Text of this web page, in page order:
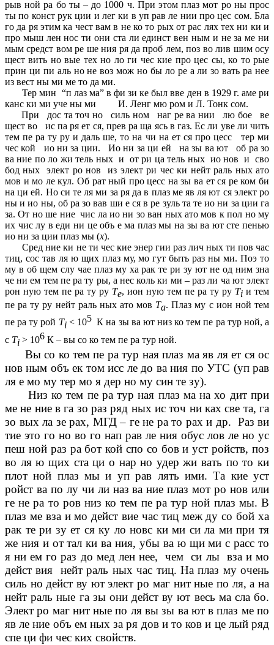
рыв ной ра бо ты – до 1000 ч. При этом плаз мот ро ны прос
ты по конст рук ции и лег ки в уп рав ле нии про цес сом. Бла
го да ря этим ка чест вам в не ко то рых от рас лях тех ни ки и
про мыш лен нос ти они ста ли единст вен ным и не за ме ни
мым средст вом ре ше ния ря да проб лем, поз во лив шим осу
щест вить но вые тех но ло ги чес кие про цес сы, ко то рые
прин ци пи аль но не воз мож но бы ло ре а ли зо вать ра нее
из вест ны ми ме то да ми.
Тер мин “п лаз ма” в фи зи ке был вве ден в 1929 г. аме ри
канс ки ми уче ны ми И. Ленг мю ром и Л. Тонк сом.
При дос та точ но силь ном наг ре ва нии лю бое ве
щест во ис па ря ет ся, прев ра ща ясь в газ. Ес ли уве ли чить
тем пе ра ту ру и даль ше, то на чи на ет ся про цесс тер ми
чес кой ио ни за ции. Ио ни за ци ей на зы ва ют об ра зо
ва ние по ло жи тель ных и от ри ца тель ных ио нов и сво
бод ных элект ро нов из элект ри чес ки нейт раль ных ато
мов и мо ле кул. Об рат ный про цесс на зы ва ет ся ре ком би
на ци ей. Но си те ля ми за ря да в плаз ме яв ля ют ся элект ро
ны и ио ны, об ра зо вав ши е ся в ре зуль та те ио ни за ции га
за. От но ше ние чис ла ио ни зо ван ных ато мов к пол но му
их чис лу в еди ни це объ е ма плаз мы на зы ва ют сте пенью
ио ни за ции плаз мы (x).
Сред ние ки не ти чес кие энер гии раз лич ных ти пов час
тиц, сос тав ля ю щих плаз му, мо гут быть раз ны ми. Поэ то
му в об щем слу чае плаз му ха рак те ри зу ют не од ним зна
че ни ем тем пе ра ту ры, а нес коль ки ми – раз ли ча ют элект
рон ную тем пе ра ту ру Те, ион ную тем пе ра ту ру Тi и тем
пе ра ту ру нейт раль ных ато мов Та. Плаз му с ион ной тем
пе ра ту рой Тi < 105К на зы ва ют низ ко тем пе ра тур ной, а
с Тi > 106 К – вы со ко тем пе ра тур ной.
Вы со ко тем пе ра тур ная плаз ма яв ля ет ся ос
нов ным объ ек том исс ле до ва ния по УТС (уп рав
ля е мо му тер мо я дер но му син те зу).
Низ ко тем пе ра тур ная плаз ма на хо дит при
ме не ние в га зо раз ряд ных ис точ ни ках све та, га
зо вых ла зе рах, МГД – ге не ра то рах и др. Раз ви
тие это го но во го нап рав ле ния обус лов ле но ус
пеш ной раз ра бот кой спо со бов и уст ройств, поз
во ля ю щих ста ци о нар но удер жи вать по то ки
плот ной плаз мы и уп рав лять ими. Та кие уст
ройст ва по лу чи ли наз ва ние плаз мот ро нов или
ге не ра то ров низ ко тем пе ра тур ной плаз мы. В
плаз ме вза и мо дейст вие час тиц меж ду со бой ха
рак те ри зу ет ся ку ло новс ки ми си ла ми при тя
же ния и от тал ки ва ния, убы ва ю щи ми с расс то
я ни ем го раз до мед лен нее, чем си лы вза и мо
дейст вия нейт раль ных час тиц. На плаз му очень
силь но дейст ву ют элект ро маг нит ные по ля, а на
нейт раль ные га зы они дейст ву ют весь ма сла бо.
Элект ро маг нит ные по ля вы зы ва ют в плаз ме по
яв ле ние объ ем ных за ря дов и то ков и це лый ряд
спе ци фи чес ких свойств.